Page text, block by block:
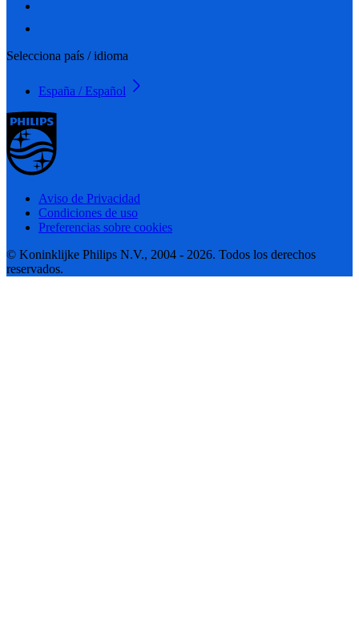
Selecciona país / idioma
España / Español
Aviso de Privacidad
Condiciones de uso
Preferencias sobre cookies
© Koninklijke Philips N.V., 2004 - 2026. Todos los derechos
reservados.